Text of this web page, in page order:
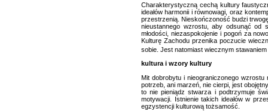
Charakterystyczną cechą kultury
ideałów harmonii i równowagi, oraz
przestrzenią. Nieskończoność budzi
nieustannego wzrostu, aby odsunąć od
młodości, niezaspokojenie i pogoń za
Kulturę Zachodu przenika poczucie
sobie. Jest natomiast wiecznym
kultura i wzory kultury
Mit dobrobytu i nieograniczonego
potrzeb, ani marzeń, nie cierpi, jest
to nie pieniądz stwarza i podtrzymuje
motywacji. Istnienie takich ideałów w
egzystencji kulturową tożsamość.